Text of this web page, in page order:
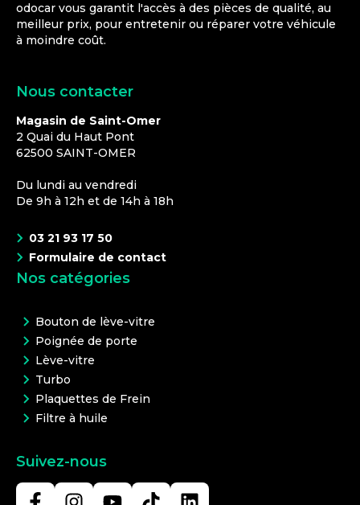
odocar vous garantit l'accès à des pièces de qualité, au
meilleur prix, pour entretenir ou réparer votre véhicule
à moindre coût.
Nous contacter
Magasin de Saint-Omer
2 Quai du Haut Pont
62500 SAINT-OMER
Du lundi au vendredi
De 9h à 12h et de 14h à 18h
03 21 93 17 50
Formulaire de contact
Nos catégories
Bouton de lève-vitre
Poignée de porte
Lève-vitre
Turbo
Plaquettes de Frein
Filtre à huile
Suivez-nous